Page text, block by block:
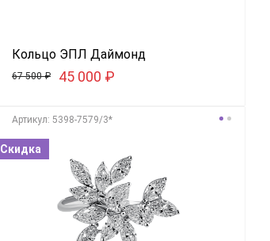
Кольцо ЭПЛ Даймонд
67 500₽ 45 000 ₽
Aртикул: 5398-7579/3*
Скидка